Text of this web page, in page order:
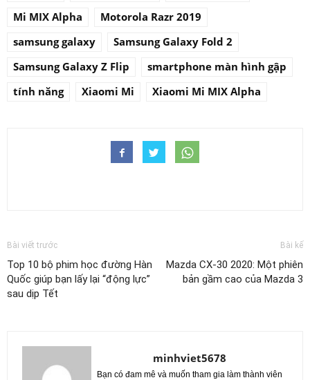
Mi MIX Alpha
Motorola Razr 2019
samsung galaxy
Samsung Galaxy Fold 2
Samsung Galaxy Z Flip
smartphone màn hình gập
tính năng
Xiaomi Mi Xiaomi Mi MIX Alpha
Bài viết trước
Top 10 bộ phim học đường Hàn
Quốc giúp bạn lấy lại “động lực”
sau dịp Tết
Bài kế
Mazda CX-30 2020: Một phiên
bản gầm cao của Mazda 3
minhviet5678
Bạn có đam mê và muốn tham gia làm thành viên